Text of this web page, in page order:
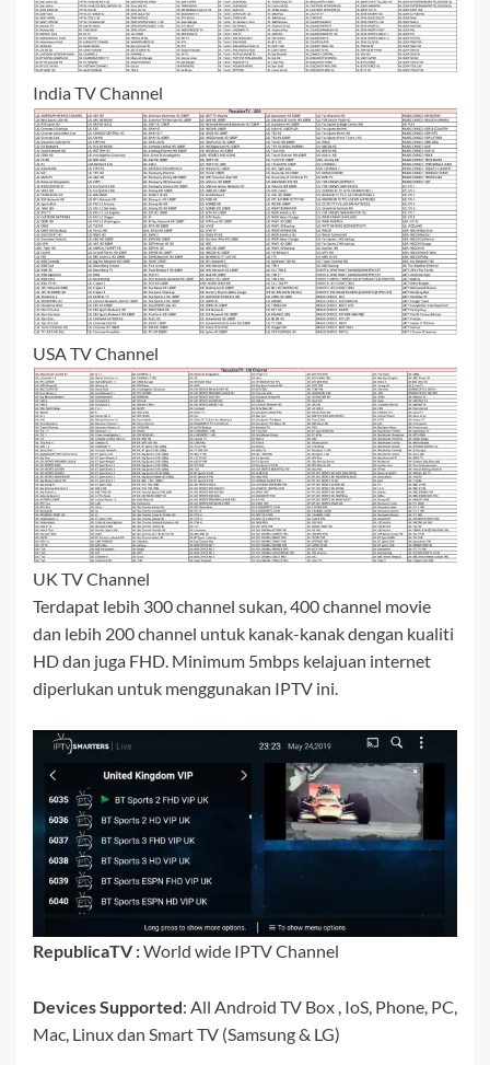
India TV Channel
USA TV Channel
UK TV Channel
Terdapat lebih 300 channel sukan, 400 channel movie
dan lebih 200 channel untuk kanak-kanak dengan kualiti
HD dan juga FHD. Minimum 5mbps kelajuan internet
diperlukan untuk menggunakan IPTV ini.
RepublicaTV :World wide IPTV Channel
Devices Supported: All Android TV Box , IoS, Phone, PC,
Mac, Linux dan Smart TV (Samsung & LG)